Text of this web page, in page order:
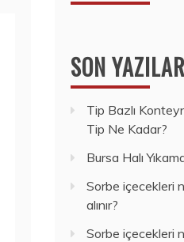
SON YAZILAR
Tip Bazlı
Tip Ne Kadar?
Bursa Halı
Sorbe içecekleri
alınır?
Sorbe içecekleri